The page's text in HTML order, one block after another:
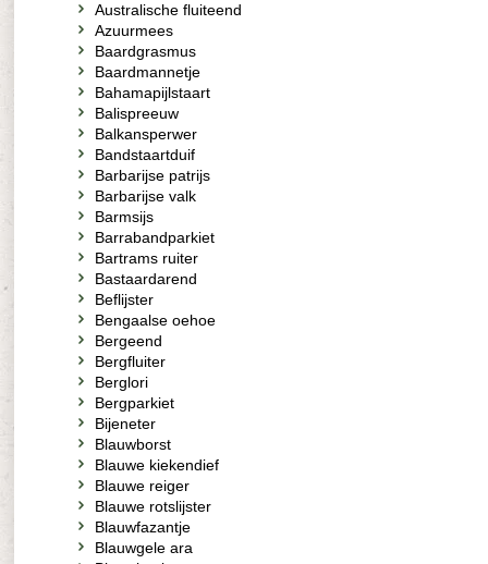
Australische fluiteend
Azuurmees
Baardgrasmus
Baardmannetje
Bahamapijlstaart
Balispreeuw
Balkansperwer
Bandstaartduif
Barbarijse patrijs
Barbarijse valk
Barmsijs
Barrabandparkiet
Bartrams ruiter
Bastaardarend
Beflijster
Bengaalse oehoe
Bergeend
Bergfluiter
Berglori
Bergparkiet
Bijeneter
Blauwborst
Blauwe kiekendief
Blauwe reiger
Blauwe rotslijster
Blauwfazantje
Blauwgele ara